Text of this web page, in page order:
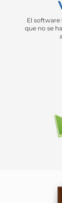
El
que no se